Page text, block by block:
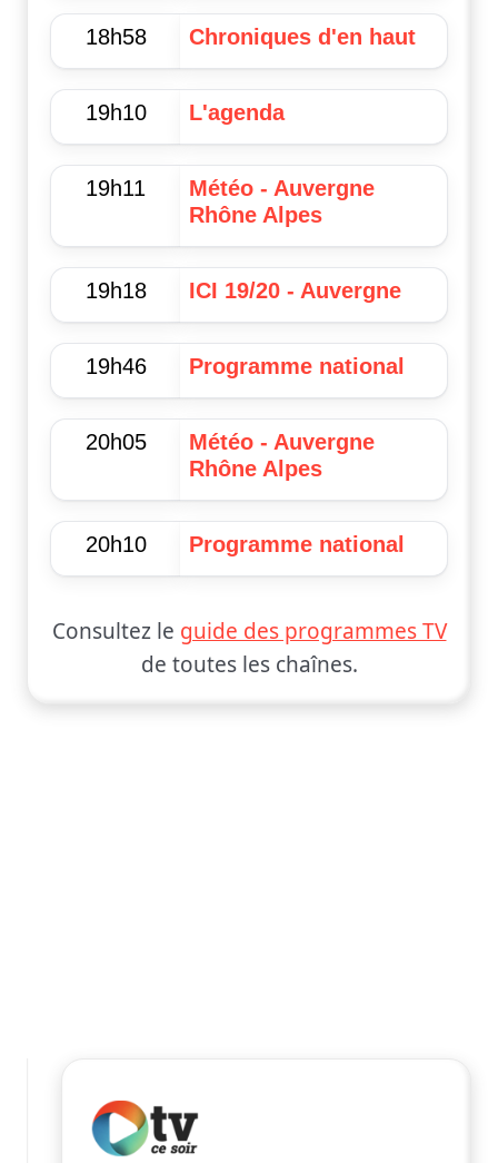
18h58 Chroniques d'en haut
19h10 L'agenda
19h11
Météo - Auvergne
Rhône Alpes
19h18 ICI 19/20 - Auvergne
19h46 Programme national
20h05
Météo - Auvergne
Rhône Alpes
20h10 Programme national
Consultez le guide des programmes TV
de toutes les chaînes.